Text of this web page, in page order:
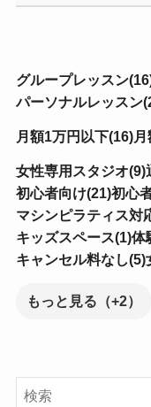
グループレッスン
パーソナルレッスン
月額1万円以下(16)月
女性専用スタジオ(9)
初心者向け(21)初心
マシンピラティス対
キッズスペース(1)体
キャンセル料なし(5)
もっと見る（+2）